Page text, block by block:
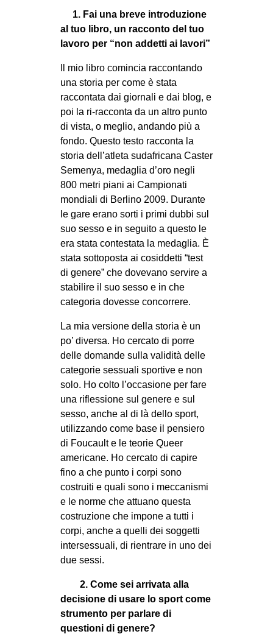
ARTE
CINEMA
MUSICA
RECENSIONI
INTERNAZIONALE
AFRICA
AMERICHE
ESTREMO ORIENTE
EUROPA
MEDIO ORIENTE
MONDO
EVENTI
in
Fb
tw
bsky
ms
SEARCH
1. Fai una breve introduzione
al tuo libro, un racconto del tuo
lavoro per “non addetti ai lavori”
Il mio libro comincia raccontando
una storia per come è stata
raccontata dai giornali e dai blog, e
poi la ri-racconta da un altro punto
di vista, o meglio, andando più a
fondo. Questo testo racconta la
storia dell’atleta sudafricana Caster
Semenya, medaglia d’oro negli
800 metri piani ai Campionati
mondiali di Berlino 2009. Durante
le gare erano sorti i primi dubbi sul
suo sesso e in seguito a questo le
era stata contestata la medaglia. È
stata sottoposta ai cosiddetti “test
di genere” che dovevano servire a
stabilire il suo sesso e in che
categoria dovesse concorrere.
La mia versione della storia è un
po’ diversa. Ho cercato di porre
delle domande sulla validità delle
categorie sessuali sportive e non
solo. Ho colto l’occasione per fare
una riflessione sul genere e sul
sesso, anche al di là dello sport,
utilizzando come base il pensiero
di Foucault e le teorie Queer
americane. Ho cercato di capire
fino a che punto i corpi sono
costruiti e quali sono i meccanismi
e le norme che attuano questa
costruzione che impone a tutti i
corpi, anche a quelli dei soggetti
intersessuali, di rientrare in uno dei
due sessi.
2. Come sei arrivata alla
decisione di usare lo sport come
strumento per parlare di
questioni di genere?